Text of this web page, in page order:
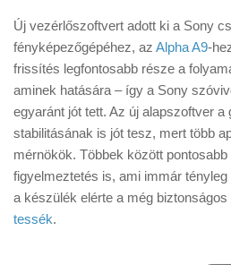
Firmware
Tudástár
Érdekességek
Helyszíni Riport
E-BB
Új vezérlőszoftvert adott ki a Sony
fényképezőgépéhez, az Alpha A9-
frissítés legfontosabb része a
aminek hatására – így a Sony
egyaránt jót tett. Az új alapszoftver a
stabilitásának is jót tesz, mert több
mérnökök. Többek között
figyelmeztetés is, ami immár
a készülék elérte a még
tessék.